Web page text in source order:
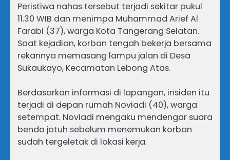
Peristiwa nahas tersebut terjadi sekitar pukul
11.30 WIB dan menimpa Muhammad Arief Al
Farabi (37), warga Kota Tangerang Selatan.
Saat kejadian, korban tengah bekerja bersama
rekannya memasang lampu jalan di Desa
Sukaukayo, Kecamatan Lebong Atas.
Berdasarkan informasi di lapangan, insiden itu
terjadi di depan rumah Noviadi (40), warga
setempat. Noviadi mengaku mendengar suara
benda jatuh sebelum menemukan korban
sudah tergeletak di lokasi kerja.